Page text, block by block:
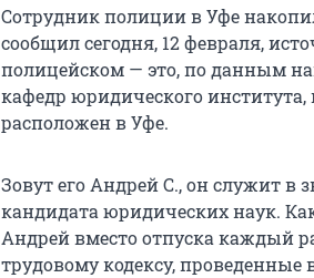
Сотрудник полиции в Уфе
сообщил сегодня, 12 февраля,
полицейском — это, по данным
кафедр юридического
расположен в Уфе.
Зовут его Андрей С., он служит в
кандидата юридических наук.
Андрей вместо отпуска каждый
трудовому кодексу, проведенные